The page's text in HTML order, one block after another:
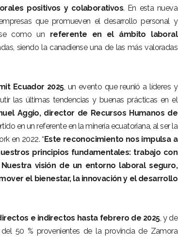
positivos y colaborativos. En esta nueva
que promueven el desarrollo personal y
como un referente en el ámbito laboral
siendo la canadiense una de las más valoradas
Ecuador 2025, un evento que reunió a líderes y
las últimas tendencias y buenas prácticas en el
Aggio, director de Recursos Humanos de
en un referente en la minería ecuatoriana, al ser la
en 2022. “Este reconocimiento nos impulsa a
principios fundamentales: trabajo con
visión de un entorno laboral seguro,
el bienestar, la innovación y el desarrollo
e indirectos hasta febrero de 2025, y de
50 % provenientes de la provincia de Zamora